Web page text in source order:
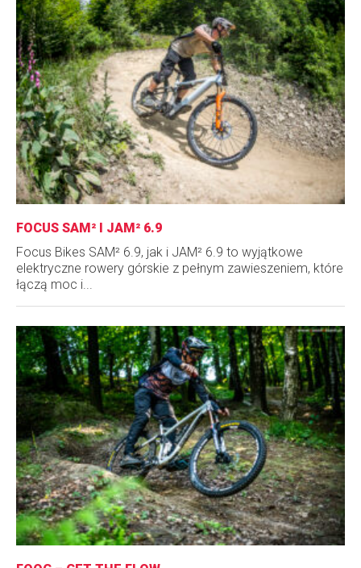
FOCUS SAM² I JAM² 6.9
Focus Bikes SAM² 6.9, jak i JAM² 6.9 to wyjątkowe
elektryczne rowery górskie z pełnym zawieszeniem, które
łączą moc i...